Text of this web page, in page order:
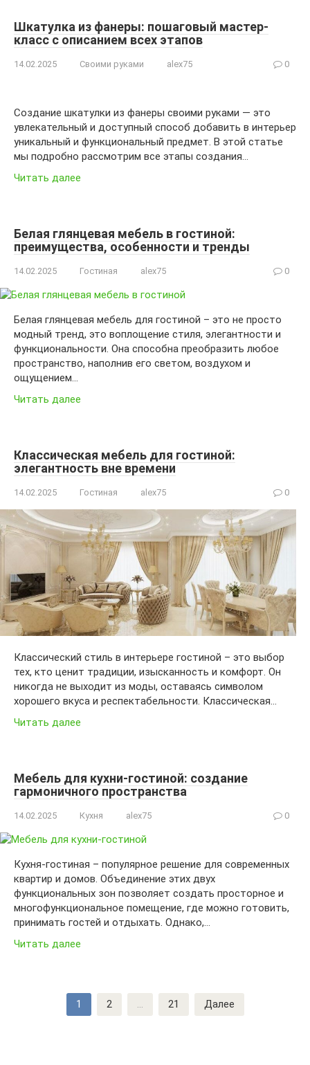
Шкатулка из фанеры: пошаговый мастер-
класс с описанием всех этапов
14.02.2025 Своими руками alex75 0
Создание шкатулки из фанеры своими руками — это
увлекательный и доступный способ добавить в интерьер
уникальный и функциональный предмет. В этой статье
мы подробно рассмотрим все этапы создания…
Читать далее
Белая глянцевая мебель в гостиной:
преимущества, особенности и тренды
14.02.2025 Гостиная alex75 0
Белая глянцевая мебель для гостиной – это не просто
модный тренд, это воплощение стиля, элегантности и
функциональности. Она способна преобразить любое
пространство, наполнив его светом, воздухом и
ощущением…
Читать далее
Классическая мебель для гостиной:
элегантность вне времени
14.02.2025 Гостиная alex75 0
Классический стиль в интерьере гостиной – это выбор
тех, кто ценит традиции, изысканность и комфорт. Он
никогда не выходит из моды, оставаясь символом
хорошего вкуса и респектабельности. Классическая…
Читать далее
Мебель для кухни-гостиной: создание
гармоничного пространства
14.02.2025 Кухня alex75 0
Кухня-гостиная – популярное решение для современных
квартир и домов. Объединение этих двух
функциональных зон позволяет создать просторное и
многофункциональное помещение, где можно готовить,
принимать гостей и отдыхать. Однако,…
Читать далее
1 2 … 21 Далее